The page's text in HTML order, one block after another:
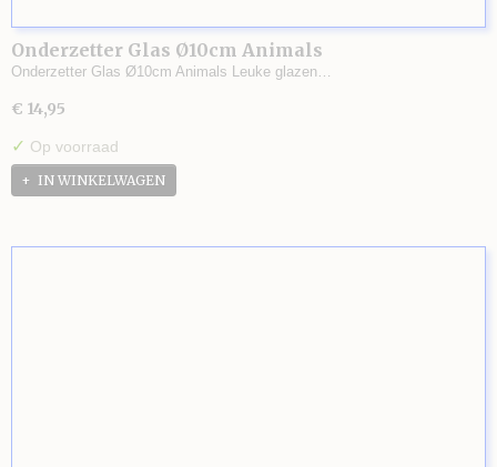
Onderzetter Glas Ø10cm Animals
Onderzetter Glas Ø10cm Animals Leuke glazen…
€ 14,95
✓ Op voorraad
IN WINKELWAGEN